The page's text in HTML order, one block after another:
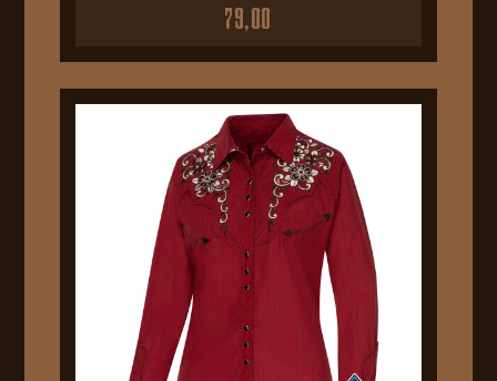
79,00